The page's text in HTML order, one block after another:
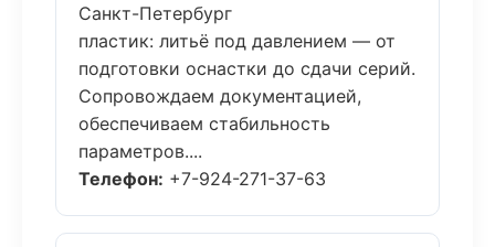
Санкт-Петербург
пластик: литьё под давлением — от
подготовки оснастки до сдачи серий.
Сопровождаем документацией,
обеспечиваем стабильность
параметров....
Телефон: +7-924-271-37-63